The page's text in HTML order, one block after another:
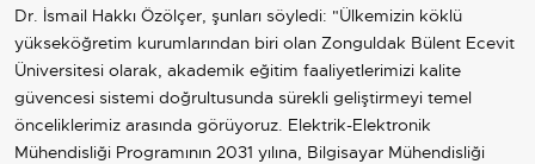
Dr. İsmail Hakkı Özölçer, şunları söyledi: "Ülkemizin köklü
yükseköğretim kurumlarından biri olan Zonguldak Bülent Ecevit
Üniversitesi olarak, akademik eğitim faaliyetlerimizi kalite
güvencesi sistemi doğrultusunda sürekli geliştirmeyi temel
önceliklerimiz arasında görüyoruz. Elektrik-Elektronik
Mühendisliği Programının 2031 yılına, Bilgisayar Mühendisliği